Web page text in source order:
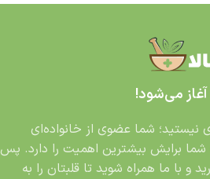
آغاز می‌شود!
شما عضوی از خانواده‌ای
برایش بیشترین اهمیت را دارد. پس
و با ما همراه شوید تا قلبتان را به